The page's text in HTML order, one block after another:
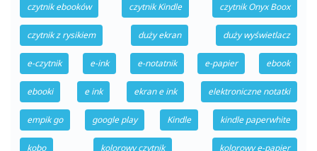
czytnik ebooków czytnik Kindle czytnik Onyx Boox
czytnik z rysikiem duży ekran duży wyświetlacz
e-czytnik e-ink e-notatnik e-papier ebook
ebooki e ink ekran e ink elektroniczne notatki
empik go google play Kindle kindle paperwhite
kobo kolorowy czytnik kolorowy e-papier